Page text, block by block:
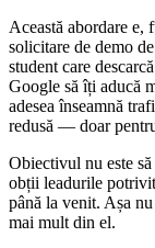
Această abordare e,
solicitare de demo
student care
Google să îți aducă
adesea înseamnă
redusă — doar
Obiectivul nu este
obții leadurile
până la venit. Așa
mai mult din el.